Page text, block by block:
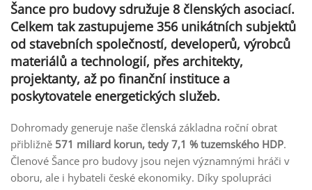
Šance pro budovy sdružuje 8 členských asociací.
Celkem tak zastupujeme 356 unikátních subjektů
od stavebních společností, developerů, výrobců
materiálů a technologií, přes architekty,
projektanty, až po finanční instituce a
poskytovatele energetických služeb.
Dohromady generuje naše členská základna roční obrat
přibližně 571 miliard korun, tedy 7,1 % tuzemského HDP.
Členové Šance pro budovy jsou nejen významnými hráči v
oboru, ale i hybateli české ekonomiky. Díky spolupráci